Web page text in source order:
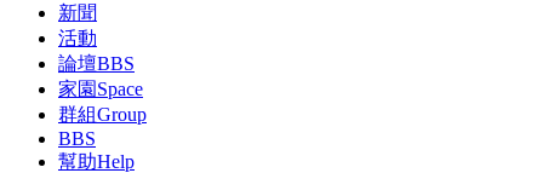
新聞
活動
論壇BBS
家園 Space
群組Group
BBS
幫助Help